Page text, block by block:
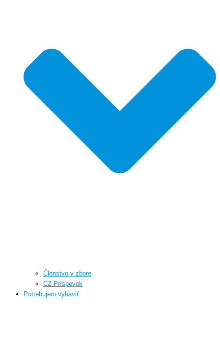
Členstvo v zbore
CZ Príspevok
Potrebujem vybaviť